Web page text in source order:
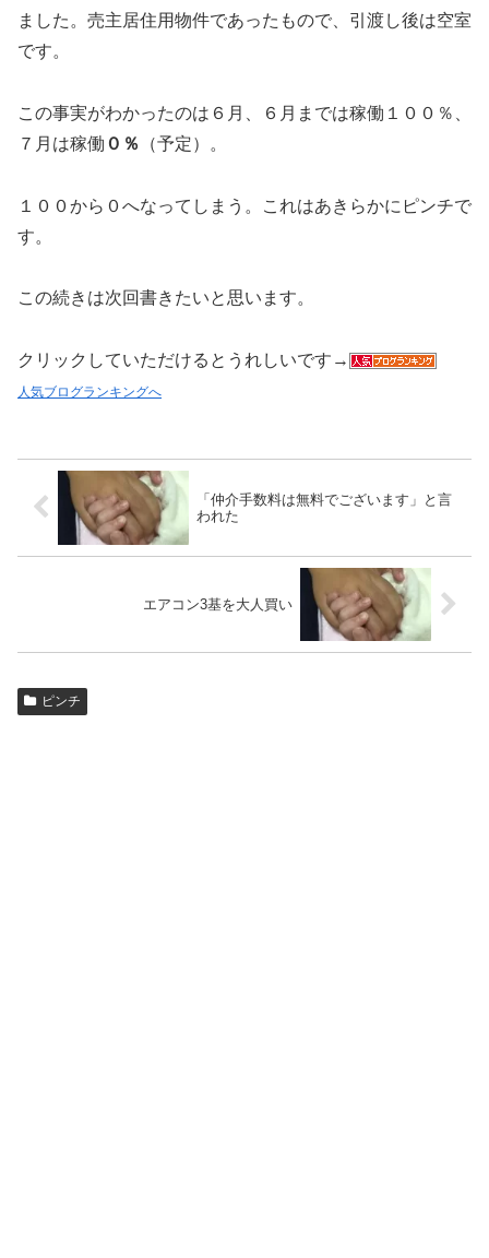
ました。売主居住用物件であったもので、引渡し後は空室
です。
この事実がわかったのは６月、６月までは稼働１００％、
７月は稼働 ０％ （予定）。
１００から０へなってしまう。これはあきらかにピンチで
す。
この続きは次回書きたいと思います。
クリックしていただけるとうれしいです→
人気ブログランキングへ
「仲介手数料は無料でございます」と言
われた
エアコン3基を大人買い
ピンチ